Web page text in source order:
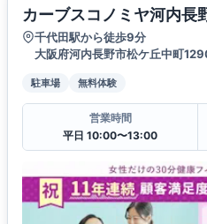
カーブスコノミヤ河内長
千代田駅から徒歩9分
大阪府河内長野市松ケ丘中町
駐車場 無料体験
営業時間
平日 10:00〜13:00